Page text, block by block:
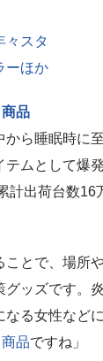
々スタ
ーほか
商品
から睡眠時に
ムとして爆
出荷台数16
ことで、場所
ッズです。
る女性など
品ですね」